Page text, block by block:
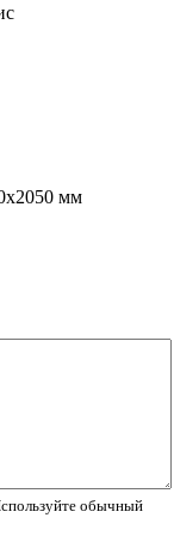
мм
обычный